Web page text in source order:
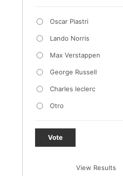
Oscar Piastri
Lando Norris
Max Verstappen
George Russell
Charles leclerc
Otro
Vote
View Results